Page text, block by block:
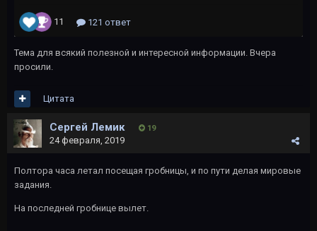
Тема для всякий полезной и интересной информации. Вчера
просили.
Цитата
Сергей Лемик 19
24 февраля, 2019
Полтора часа летал посещая гробницы, и по пути делая мировые
задания.
На последней гробнице вылет.